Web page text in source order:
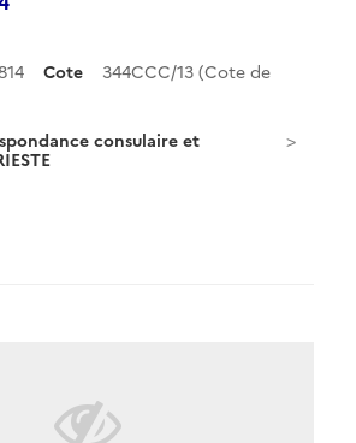
Cote
344CCC/13 (Cote de
consulaire et